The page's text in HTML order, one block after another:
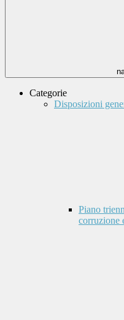
Categorie
Disposizioni
Piano
corruzione